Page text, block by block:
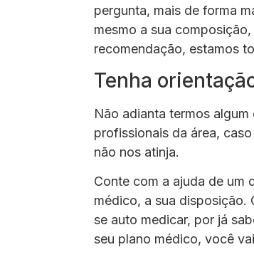
pergunta, mais de forma
mesmo a sua
recomendação, estamos
Tenha
Não adianta termos
profissionais da área,
não nos atinja.
Conte com a ajuda de um
médico, a sua disposição.
se auto medicar, por já
seu plano médico, você